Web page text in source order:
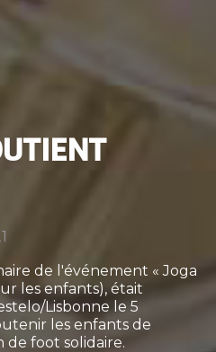
de l'événement « Joga
les enfants), était
Lisbonne le 5
les enfants de
de foot solidaire.